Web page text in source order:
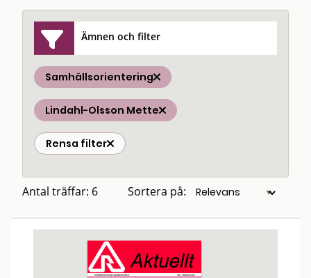
Ämnen och filter
Samhällsorientering
Lindahl-Olsson Mette
Rensa filter
Antal träffar: 6 Sortera på: